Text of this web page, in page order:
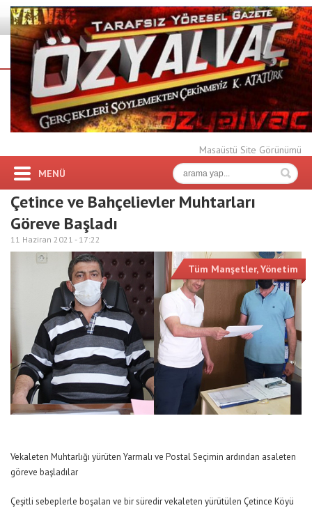
Masaüstü Site Görünümü
MENÜ
Çetince ve Bahçelievler Muhtarları
Göreve Başladı
11 Haziran 2021 - 17:22
Tüm Manşetler,Yönetim
Vekaleten Muhtarlığı yürüten Yarmalı ve Postal Seçimin ardından asaleten
göreve başladılar
Çeşitli sebeplerle boşalan ve bir süredir vekaleten yürütülen Çetince Köyü